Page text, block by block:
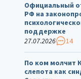
Официальный
РФ на
поддержке
27.07.2026
14
По ком молчит
слепота как